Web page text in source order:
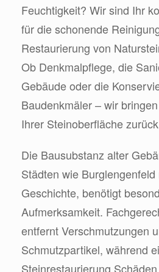
Feuchtigkeit? Wir sind Ihr
für die schonende
Restaurierung von
Ob Denkmalpflege, die
Gebäude oder die
Baudenkmäler – wir
Ihrer Steinoberfläche
Die Bausubstanz alter
Städten wie
Geschichte, benötigt
Aufmerksamkeit.
entfernt Verschmutzungen
Schmutzpartikel, während
Steinrestaurierung